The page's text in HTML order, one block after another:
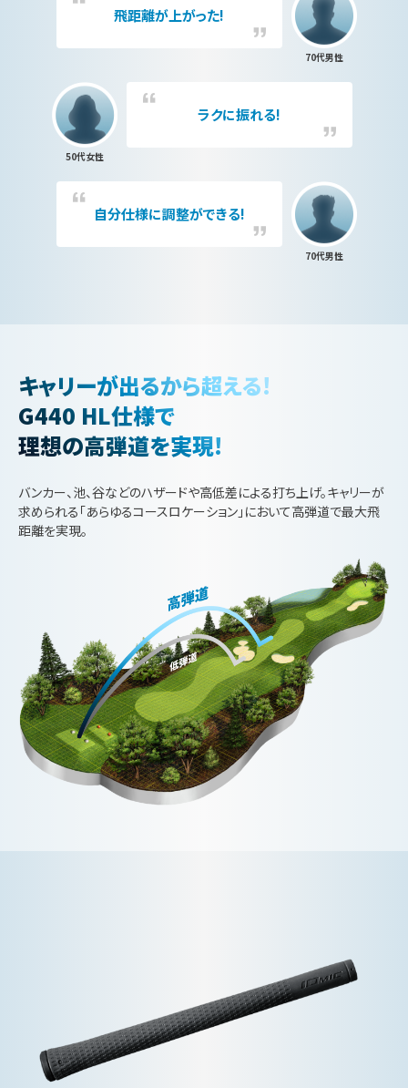
飛距離が上がった!
70代男性
ラクに振れる!
50代女性
自分仕様に調整ができる!
70代男性
キャリーが出るから超える!
G440 HL仕様で
理想の高弾道を実現!
バンカー、池、谷などのハザードや高低差による打ち上げ。キャリーが
求められる「あらゆるコースロケーション」において高弾道で最大飛
距離を実現。